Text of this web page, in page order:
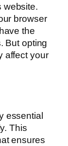
website.
browser
the
But opting
affect your
essential
This
ensures